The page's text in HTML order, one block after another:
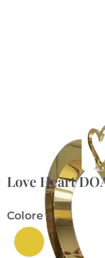
Love Heart
Colore：